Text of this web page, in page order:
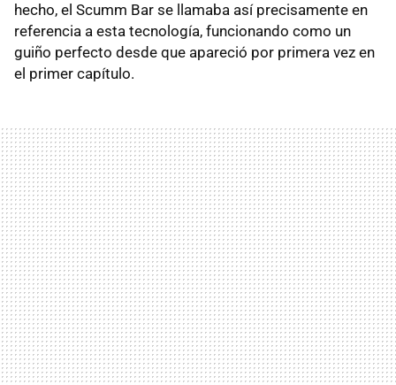
hecho, el Scumm Bar se llamaba así precisamente en
referencia a esta tecnología, funcionando como un
guiño perfecto desde que apareció por primera vez en
el primer capítulo.